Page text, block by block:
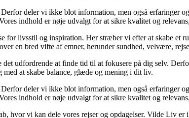
deler vi ikke blot information, men også erfaringer
indhold er nøje udvalgt for at sikre kvalitet og
livsstil og inspiration. Her stræber vi efter at skabe et
en bred vifte af emner, herunder sundhed, velvære,
det udfordrende at finde tid til at fokusere på dig selv.
at skabe balance, glæde og mening i dit liv.
deler vi ikke blot information, men også erfaringer
indhold er nøje udvalgt for at sikre kvalitet og
hvor vi kan dele vores rejser og opdagelser. Vilde Liv